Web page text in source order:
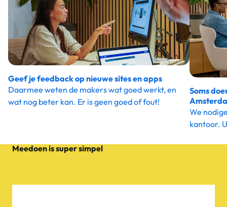
Geef je feedback op nieuwe sites en apps
Daarmee weten de makers wat goed werkt, en
wat nog beter kan. Er is geen goed of fout!
Soms
We
kantoor.
Meedoen is super simpel